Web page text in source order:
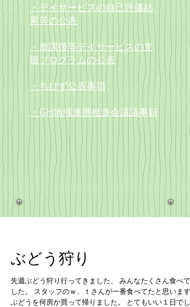
・デイサービスの自己評価結
果等の公表
・放課後等デイサービスの支
援プログラムの公表
・ちびず公表事項
・GH地域連携推進会議議事録
ぶどう狩り
先週ぶどう狩り行ってきました、 みんなたくさん食べて
した。 スタッフのｗ、ｔさんが一番食べてたと思います
ぶどうを何房か買って帰りました。 とてもいい１日でし